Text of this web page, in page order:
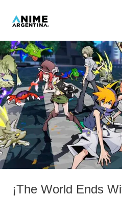
¡The World Ends
¡The
World
Ends
With
You
cambiará
su
Opening!